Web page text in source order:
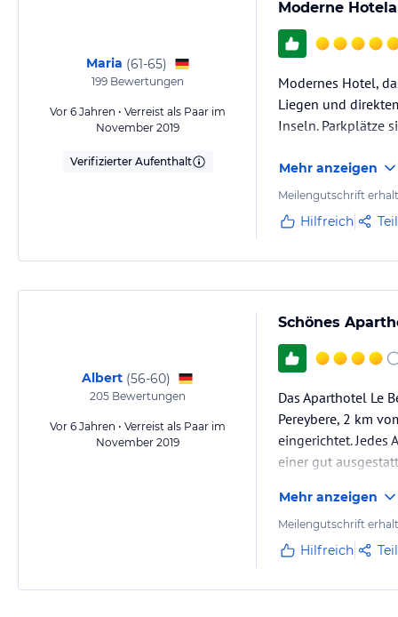
Maria (61-65)
199 Bewertungen
Vor 6 Jahren • Verreist als Paar im
November 2019
Verifizierter Aufenthalt
Moderne
Modernes Hotel,
Liegen und
Inseln. Parkplätze
Mehr anzeigen
Meilengutschrift
Hilfreich
Albert (56-60)
205 Bewertungen
Vor 6 Jahren • Verreist als Paar im
November 2019
Schönes
Das Aparthotel Le
Pereybere, 2 km
eingerichtet. Jedes
einer gut
Mehr anzeigen
Meilengutschrift
Hilfreich